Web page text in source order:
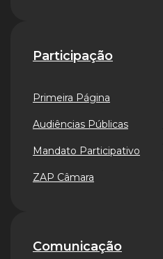
Participação
Primeira Página
Audiências Públicas
Mandato Participativo
ZAP Câmara
Comunicação